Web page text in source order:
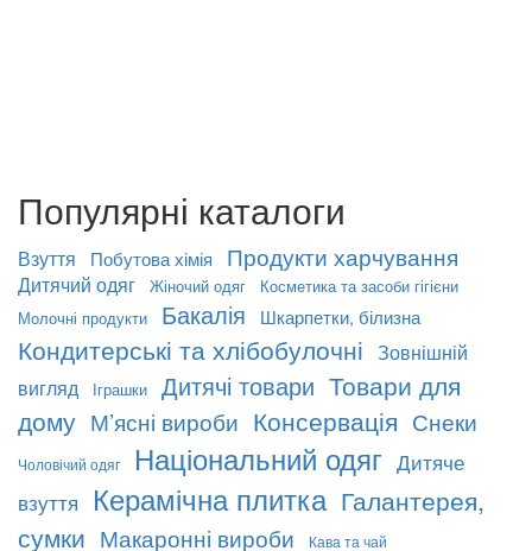
Популярні каталоги
Взуття Побутова хімія Продукти харчування
Дитячий одяг Жіночий одяг
Косметика та засоби гігієни
Молочні продукти
Бакалія Шкарпетки, білизна
Кондитерські та хлібобулочні Зовнішній
вигляд
Іграшки Дитячі товари Товари для
дому М’ясні вироби Консервація Снеки
Чоловічий одяг Національний одяг Дитяче
взуття Керамічна плитка Галантерея,
сумки Макаронні вироби Кава та чай